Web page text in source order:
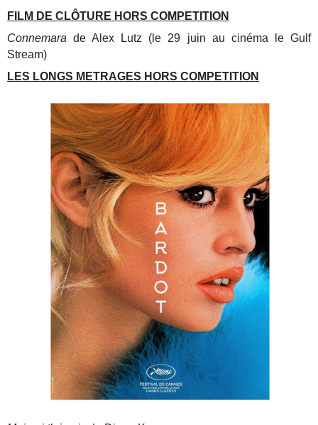
FILM DE CLÔTURE HORS COMPETITION
Connemara de Alex Lutz (le 29 juin au cinéma le Gulf
Stream)
LES LONGS METRAGES HORS COMPETITION